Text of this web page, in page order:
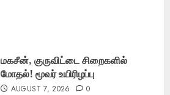
மகசீன், குருவிட்டை சிறைகளில்
மோதல்! மூவர் உயிரிழப்பு
AUGUST 7, 2026 0